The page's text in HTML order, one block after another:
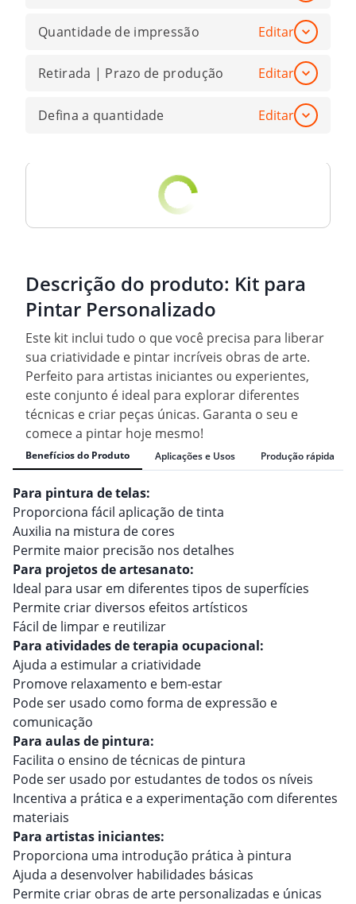
Quantidade de impressão Editar
Retirada | Prazo de produção Editar
Defina a quantidade Editar
Descrição do produto: Kit para
Pintar Personalizado
Este kit inclui tudo o que você precisa para liberar
sua criatividade e pintar incríveis obras de arte.
Perfeito para artistas iniciantes ou experientes,
este conjunto é ideal para explorar diferentes
técnicas e criar peças únicas. Garanta o seu e
comece a pintar hoje mesmo!
Benefícios do Produto Aplicações e Usos Produção rápida
Para pintura de telas:
Proporciona fácil aplicação de tinta
Auxilia na mistura de cores
Permite maior precisão nos detalhes
Para projetos de artesanato:
Ideal para usar em diferentes tipos de superfícies
Permite criar diversos efeitos artísticos
Fácil de limpar e reutilizar
Para atividades de terapia ocupacional:
Ajuda a estimular a criatividade
Promove relaxamento e bem-estar
Pode ser usado como forma de expressão e
comunicação
Para aulas de pintura:
Facilita o ensino de técnicas de pintura
Pode ser usado por estudantes de todos os níveis
Incentiva a prática e a experimentação com diferentes
materiais
Para artistas iniciantes:
Proporciona uma introdução prática à pintura
Ajuda a desenvolver habilidades básicas
Permite criar obras de arte personalizadas e únicas